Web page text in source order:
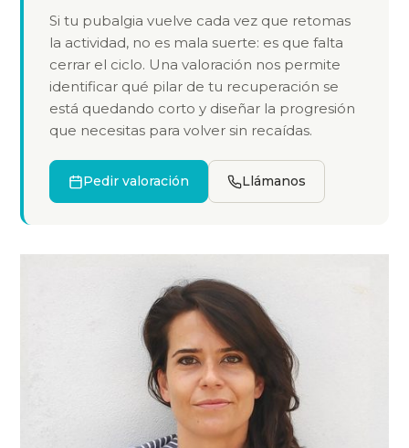
Si tu pubalgia vuelve cada vez que retomas
la actividad, no es mala suerte: es que falta
cerrar el ciclo. Una valoración nos permite
identificar qué pilar de tu recuperación se
está quedando corto y diseñar la progresión
que necesitas para volver sin recaídas.
Pedir valoración Llámanos